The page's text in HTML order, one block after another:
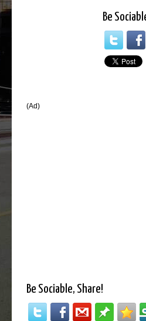
Be
(Ad)
Be Sociable, Share!